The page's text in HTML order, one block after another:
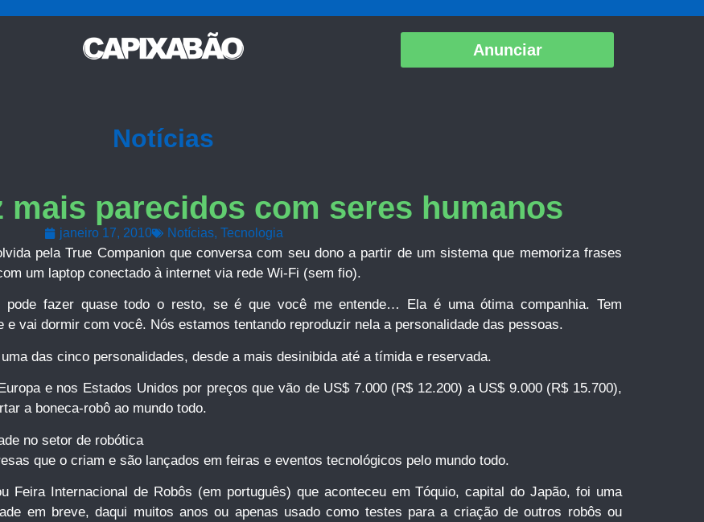
Anunciar
Notícias
mais parecidos com seres humanos
janeiro 17, 2010 Notícias, Tecnologia
pela True Companion que conversa com seu dono a partir de um sistema que memoriza frases
um laptop conectado à internet via rede Wi-Fi (sem fio).
pode fazer quase todo o resto, se é que você me entende… Ela é uma ótima companhia. Tem
vai dormir com você. Nós estamos tentando reproduzir nela a personalidade das pessoas.
das cinco personalidades, desde a mais desinibida até a tímida e reservada.
e nos Estados Unidos por preços que vão de US$ 7.000 (R$ 12.200) a US$ 9.000 (R$ 15.700),
a boneca-robô ao mundo todo.
no setor de robótica
que o criam e são lançados em feiras e eventos tecnológicos pelo mundo todo.
Feira Internacional de Robôs (em português) que aconteceu em Tóquio, capital do Japão, foi uma
em breve, daqui muitos anos ou apenas usado como testes para a criação de outros robôs ou